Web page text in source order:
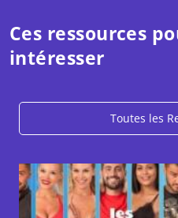
Ces ressources
intéresser
Toutes les